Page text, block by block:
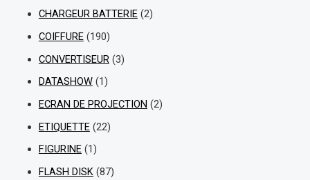
CHARGEUR BATTERIE (2)
COIFFURE (190)
CONVERTISEUR (3)
DATASHOW (1)
ECRAN DE PROJECTION (2)
ETIQUETTE (22)
FIGURINE (1)
FLASH DISK (87)